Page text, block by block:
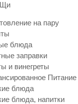
Щи
на пару
блюда
заправки
и винегреты
Питание
блюда
блюда, напитки